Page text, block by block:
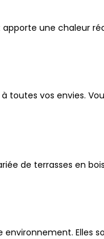
apporte une chaleur
toutes vos envies.
de terrasses en
environnement. Elles